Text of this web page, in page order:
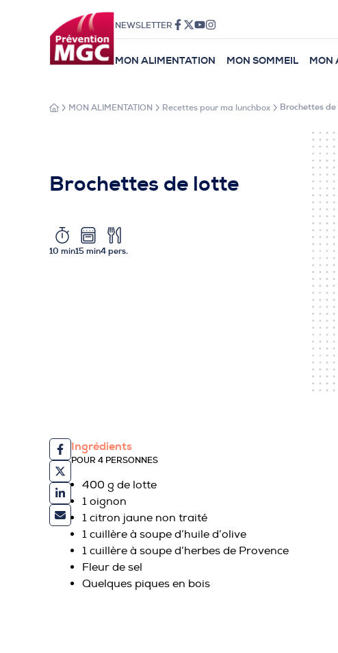
NEWSLETTER
MON ALIMENTATION MON SOMMEIL MON
MON ALIMENTATION Recettes pour ma lunchbox Brochettes
Brochettes de lotte
10 min15 min4 pers.
Ingrédients
POUR 4 PERSONNES
400 g de lotte
1 oignon
1 citron jaune non traité
1 cuillère à soupe d’huile d’olive
1 cuillère à soupe d’herbes de Provence
Fleur de sel
Quelques piques en bois